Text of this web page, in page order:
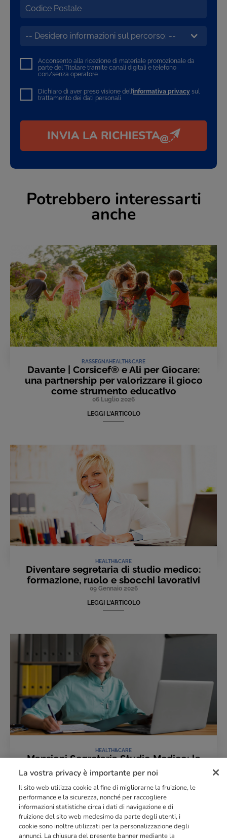
Acconsento alla ricezione di materiale promozionale da
parte del Titolare tramite canali digitali e telefono
con/senza operatore
Dichiaro di aver preso visione dell’informativa privacy sul
trattamento dei dati personali
INVIA LA RICHIESTA
Potrebbero interessarti
anche
RASSEGNAHEALTH&CARE
Davante | Corsicef® e Ali per Giocare:
una partnership per valorizzare il gioco
come strumento educativo
06 Luglio 2026
LEGGI L'ARTICOLO
HEALTH&CARE
Diventare segretaria di studio medico:
formazione, ruolo e sbocchi lavorativi
09 Gennaio 2026
LEGGI L'ARTICOLO
HEALTH&CARE
Mansioni Segretaria Studio Medico: la
guida completa
16 Settembre 2025
LEGGI L'ARTICOLO
Punto di riferimento didimensione europeanellaformazione
La vostra privacy è importante per noi
Il sito web utilizza cookie al fine di migliorarne la fruizione, le
performance e la sicurezza, nonché per raccogliere
informazioni statistiche circa i dati di navigazione e di
fruizione del sito web medesimo da parte degli utenti, i
cookie sono inoltre utilizzati per la personalizzazione degli
annunci. La chiusura del presente banner mediante la